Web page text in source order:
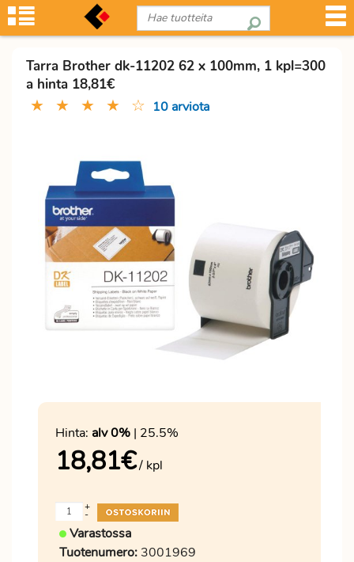
Tarra Brother dk-11202 62 x 100mm, 1 kpl=300
a hinta 18,81€
★ ★ ★ ★ ☆ 10 arviota
Hinta: alv 0% | 25.5%
18,81€/ kpl
-
+
Varastossa
Tuotenumero: 3001969